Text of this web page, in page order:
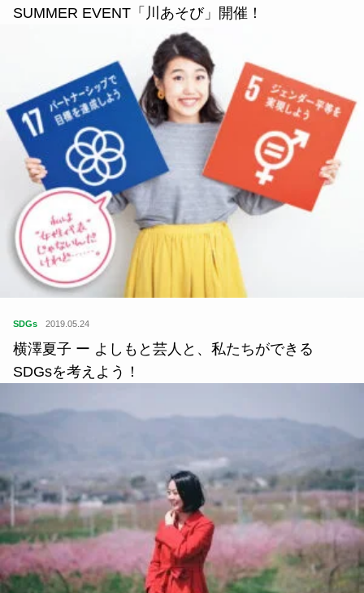
SUMMER EVENT「川あそび」開催！
SDGs 2019.05.24
横澤夏子 ー よしもと芸人と、私たちができる
SDGsを考えよう！